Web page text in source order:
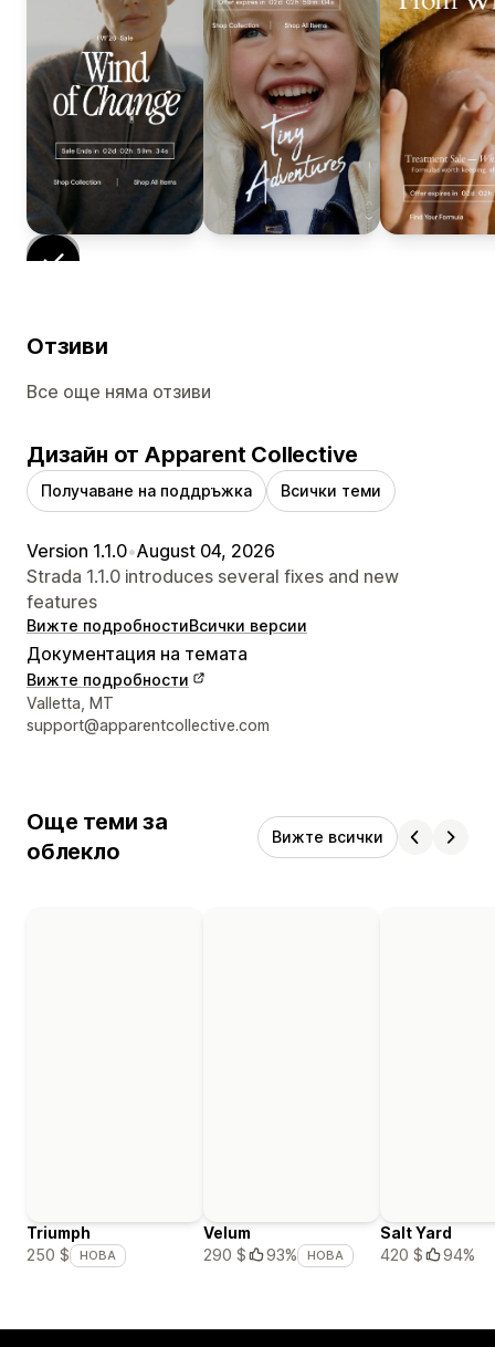
Отзиви
Все още няма отзиви
Дизайн от Apparent Collective
Получаване на поддръжка Всички теми
Version 1.1.0•August 04, 2026
Strada 1.1.0 introduces several fixes and new
features
Вижте подробностиВсички версии
Документация на темата
Вижте подробности
Данни за връзка с дизайнера
Valletta, MT
support@apparentcollective.com
Още теми за
облекло
Вижте всички
Triumph
250 $
НОВА
Velum
290 $
93% НОВА
Salt Yard
420 $
94%